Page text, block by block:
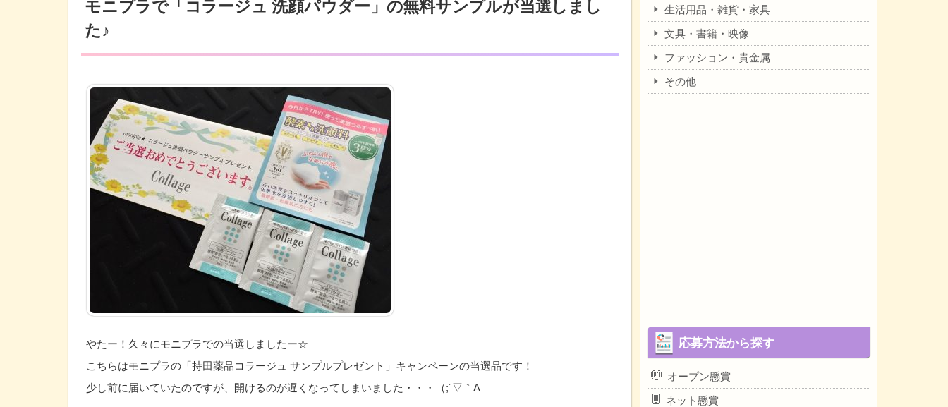
モニプラで「コラージュ 洗顔パウダー」の無料サンプルが当選しまし
た♪
やたー！久々にモニプラでの当選しましたー☆
こちらはモニプラの「持田薬品コラージュ サンプルプレゼント」キャンペーンの当選品です！
少し前に届いていたのですが、開けるのが遅くなってしまいました・・・（;´▽｀A
生活用品・雑貨・家具
文具・書籍・映像
ファッション・貴金属
その他
応募方法から探す
オープン懸賞
ネット懸賞